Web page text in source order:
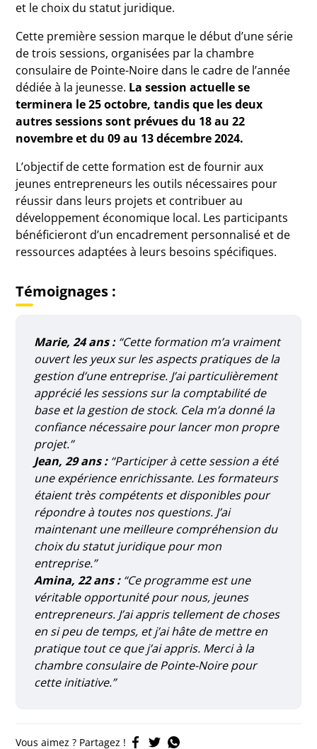
et le choix du statut juridique.
Cette première session marque le début d’une série
de trois sessions, organisées par la chambre
consulaire de Pointe-Noire dans le cadre de l’année
dédiée à la jeunesse. La session actuelle se
terminera le 25 octobre, tandis que les deux
autres sessions sont prévues du 18 au 22
novembre et du 09 au 13 décembre 2024.
L’objectif de cette formation est de fournir aux
jeunes entrepreneurs les outils nécessaires pour
réussir dans leurs projets et contribuer au
développement économique local. Les participants
bénéficieront d’un encadrement personnalisé et de
ressources adaptées à leurs besoins spécifiques.
Témoignages :
Marie, 24 ans : “Cette formation m’a vraiment
ouvert les yeux sur les aspects pratiques de la
gestion d’une entreprise. J’ai particulièrement
apprécié les sessions sur la comptabilité de
base et la gestion de stock. Cela m’a donné la
confiance nécessaire pour lancer mon propre
projet.”
Jean, 29 ans : “Participer à cette session a été
une expérience enrichissante. Les formateurs
étaient très compétents et disponibles pour
répondre à toutes nos questions. J’ai
maintenant une meilleure compréhension du
choix du statut juridique pour mon
entreprise.”
Amina, 22 ans : “Ce programme est une
véritable opportunité pour nous, jeunes
entrepreneurs. J’ai appris tellement de choses
en si peu de temps, et j’ai hâte de mettre en
pratique tout ce que j’ai appris. Merci à la
chambre consulaire de Pointe-Noire pour
cette initiative.”
Vous aimez ? Partagez !